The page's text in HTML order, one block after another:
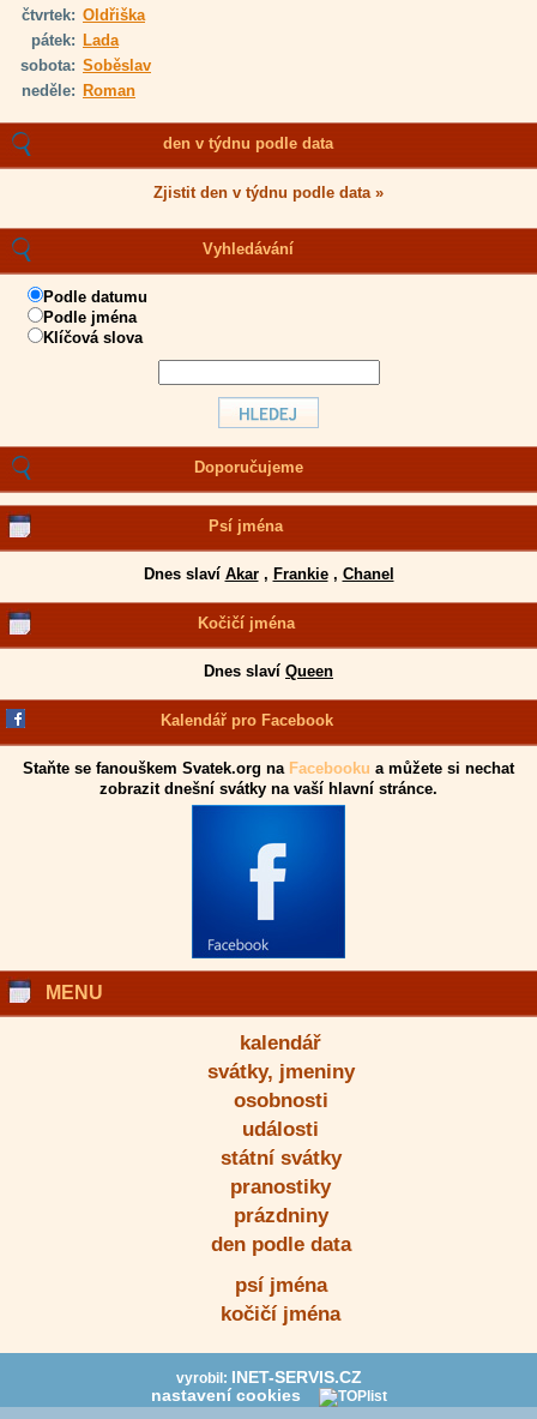
čtvrtek: Oldřiška
pátek: Lada
sobota: Soběslav
neděle: Roman
den v týdnu podle data
Zjistit den v týdnu podle data »
Vyhledávání
Podle datumu
Podle jména
Klíčová slova
Doporučujeme
Psí jména
Dnes slaví Akar, Frankie, Chanel
Kočičí jména
Dnes slaví Queen
Kalendář pro Facebook
Staňte se fanouškem Svatek.org na Facebooku a můžete si nechat
zobrazit dnešní svátky na vaší hlavní stránce.
MENU
kalendář
svátky, jmeniny
osobnosti
události
státní svátky
pranostiky
prázdniny
den podle data
psí jména
kočičí jména
vyrobil:
INET-SERVIS.CZ
nastavení cookies